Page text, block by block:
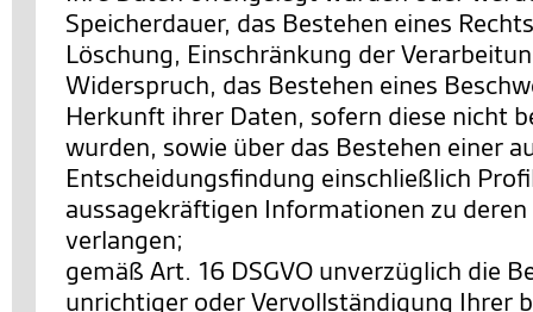
Speicherdauer, das Bestehen eines
Löschung, Einschränkung der
Widerspruch, das Bestehen eines
Herkunft ihrer Daten, sofern diese nicht
wurden, sowie über das Bestehen einer
Entscheidungsfindung einschließlich
aussagekräftigen Informationen zu
verlangen;
gemäß Art. 16 DSGVO unverzüglich die
unrichtiger oder Vervollständigung Ihrer